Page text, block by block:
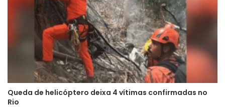
Queda de helicóptero deixa 4 vítimas confirmadas no
Rio